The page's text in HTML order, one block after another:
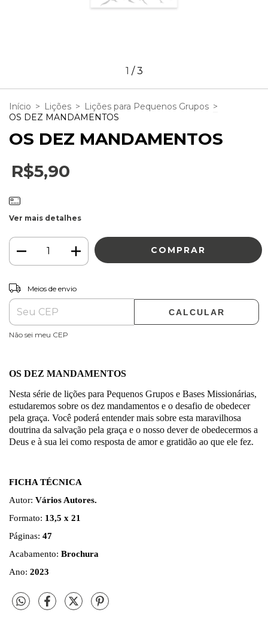
1 /3
Início > Lições > Lições para Pequenos Grupos >
OS DEZ MANDAMENTOS
OS DEZ MANDAMENTOS
R$5,90
Ver mais detalhes
Entregas para o CEP:
Meios de envio
CALCULAR
Não sei meu CEP
OS DEZ MANDAMENTOS
Nesta série de lições para Pequenos Grupos e Bases Missionárias,
estudaremos sobre os dez mandamentos e o desafio de obedecer
pela graça. Você poderá entender mais sobre esta maravilhosa
doutrina da salvação pela graça e o nosso dever de obedecermos a
Deus e à sua lei como resposta de amor e gratidão ao que ele fez.
FICHA TÉCNICA
Autor: Vários Autores.
Formato: 13,5 x 21
Páginas: 47
Acabamento: Brochura
Ano: 2023